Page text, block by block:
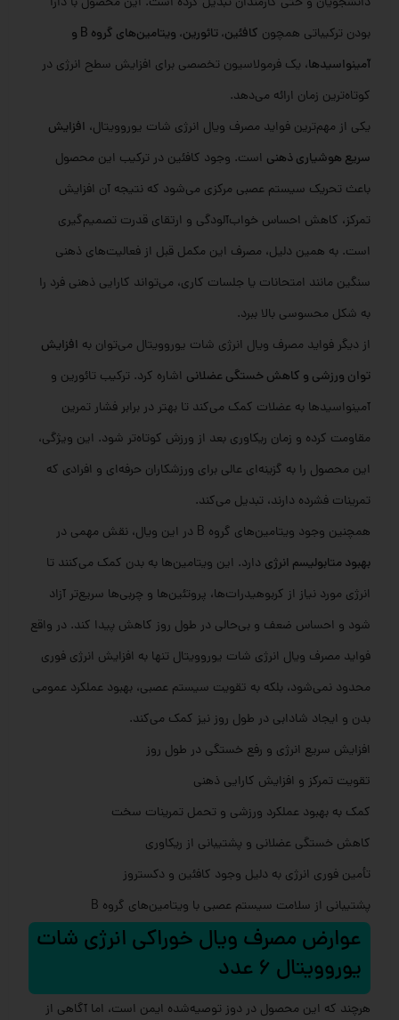
بودن ترکیباتی همچون
کافئین، تائورین، ویتامین‌های گروه B و
آمینواسیدها، یک فرمولاسیون تخصصی برای افزایش سطح انرژی در
کوتاه‌ترین زمان ارائه می‌دهد.
یکی از مهم‌ترین فواید مصرف ویال انرژی شات یوروویتال، افزایش
سریع هوشیاری ذهنی است. وجود کافئین در ترکیب این محصول
باعث تحریک سیستم عصبی مرکزی می‌شود که نتیجه آن افزایش
تمرکز، کاهش احساس خواب‌آلودگی و ارتقای قدرت تصمیم‌گیری
است. به همین دلیل، مصرف این مکمل قبل از فعالیت‌های ذهنی
سنگین مانند امتحانات یا جلسات کاری، می‌تواند کارایی ذهنی فرد را
به شکل محسوسی بالا ببرد.
از دیگر فواید مصرف ویال انرژی شات یوروویتال می‌توان به افزایش
توان ورزشی و کاهش خستگی عضلانی اشاره کرد. ترکیب تائورین و
آمینواسیدها به عضلات کمک می‌کند تا بهتر در برابر فشار تمرین
مقاومت کرده و زمان ریکاوری بعد از ورزش کوتاه‌تر شود. این ویژگی،
این محصول را به گزینه‌ای عالی برای ورزشکاران حرفه‌ای و افرادی که
تمرینات فشرده دارند، تبدیل می‌کند.
همچنین وجود ویتامین‌های گروه B در این ویال، نقش مهمی در
بهبود متابولیسم انرژی دارد. این ویتامین‌ها به بدن کمک می‌کنند تا
انرژی مورد نیاز از کربوهیدرات‌ها، پروتئین‌ها و چربی‌ها سریع‌تر آزاد
شود و احساس ضعف و بی‌حالی در طول روز کاهش پیدا کند. در واقع
فواید مصرف ویال انرژی شات یوروویتال تنها به افزایش انرژی فوری
محدود نمی‌شود، بلکه به تقویت سیستم عصبی، بهبود عملکرد عمومی
بدن و ایجاد شادابی در طول روز نیز کمک می‌کند.
افزایش سریع انرژی و رفع خستگی در طول روز
تقویت تمرکز و افزایش کارایی ذهنی
کمک به بهبود عملکرد ورزشی و تحمل تمرینات سخت
کاهش خستگی عضلانی و پشتیبانی از ریکاوری
تأمین فوری انرژی به دلیل وجود کافئین و دکستروز
پشتیبانی از سلامت سیستم عصبی با ویتامین‌های گروه B
عوارض مصرف ویال خوراکی انرژی شات
یوروویتال 6 عدد
هرچند که این محصول در دوز توصیه‌شده ایمن است، اما آگاهی از